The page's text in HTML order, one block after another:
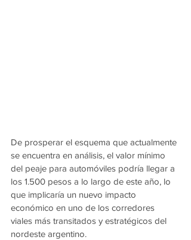
De prosperar el esquema que actualmente
se encuentra en análisis, el valor mínimo
del peaje para automóviles podría llegar a
los 1.500 pesos a lo largo de este año, lo
que implicaría un nuevo impacto
económico en uno de los corredores
viales más transitados y estratégicos del
nordeste argentino.